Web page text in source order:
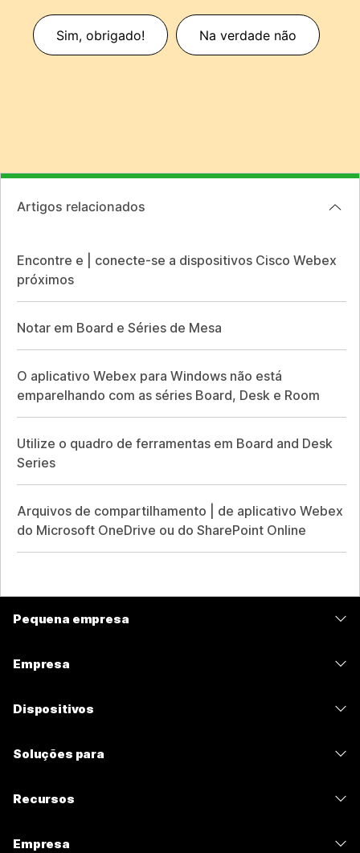
Sim, obrigado! Na verdade não
Artigos relacionados
Encontre e | conecte-se a dispositivos Cisco Webex
próximos
Notar em Board e Séries de Mesa
O aplicativo Webex para Windows não está
emparelhando com as séries Board, Desk e Room
Utilize o quadro de ferramentas em Board and Desk
Series
Arquivos de compartilhamento | de aplicativo Webex
do Microsoft OneDrive ou do SharePoint Online
Pequena empresa
Empresa
Dispositivos
Soluções para
Recursos
Empresa